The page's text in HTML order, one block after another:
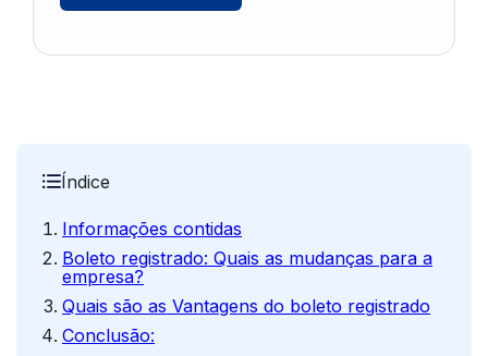
Índice
Informações contidas
Boleto registrado: Quais as mudanças para a
empresa?
Quais são as Vantagens do boleto registrado
Conclusão: